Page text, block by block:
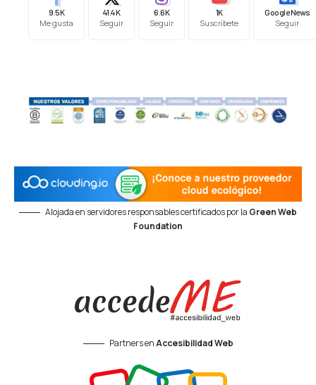
9.5K
Me gusta
41.4K
Seguir
6.6K
Seguir
1K
Suscríbete
Google News
Seguir
Alojada en servidores responsables certificados por la Green Web
Foundation
Partners enAccesibilidad Web